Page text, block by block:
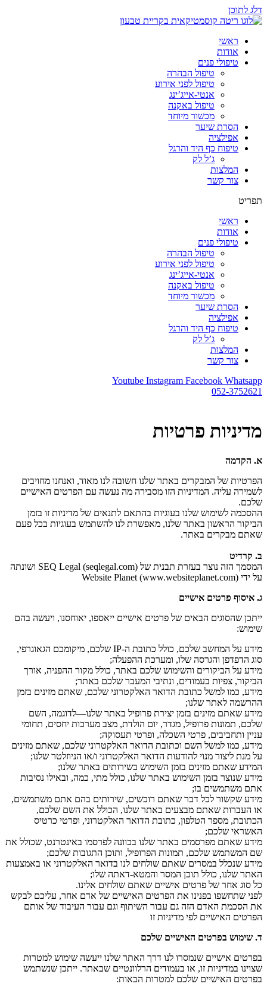
דלג לתוכן
ראשי
אודות
טיפולי פנים
טיפול הבהרה
טיפול לפני אירוע
אנטי-אייג’ינג
טיפול באקנה
מכשור מיוחד
הסרת שיער
אפילציה
טיפוח כף היד והרגל
ג’ל לק
המלצות
צור קשר
תפריט
ראשי
אודות
טיפולי פנים
טיפול הבהרה
טיפול לפני אירוע
אנטי-אייג’ינג
טיפול באקנה
מכשור מיוחד
הסרת שיער
אפילציה
טיפוח כף היד והרגל
ג’ל לק
המלצות
צור קשר
Youtube Instagram Facebook Whatsapp
052-3752621
מדיניות פרטיות
א. הקדמה
הפרטיות של המבקרים באתר שלנו חשובה לנו מאוד, ואנחנו מחויבים
לשמירה עליה. המדיניות הזו מסבירה מה נעשה עם הפרטים האישיים
שלכם.
ההסכמה לשימוש שלנו בעוגיות בהתאם לתנאים של מדיניות זו בזמן
הביקור הראשון באתר שלנו, מאפשרת לנו להשתמש בעוגיות בכל פעם
שאתם מבקרים באתר.
ב. קרדיט
המסמך הזה נוצר בעזרת תבנית של SEQ Legal (seqlegal.com) ושונתה
על ידי Website Planet (www.websiteplanet.com)
ג. איסוף פרטים אישיים
ייתכן שהסוגים הבאים של פרטים אישיים ייאספו, יאוחסנו, ויעשה בהם
שימוש:
מידע על המחשב שלכם, כולל כתובת ה-IP שלכם, מיקומכם הגאוגרפי,
סוג הדפדפן והגרסה שלו, ומערכת ההפעלה;
מידע על הביקורים והשימוש שלכם באתר, כולל מקור ההפניה, אורך
הביקור, צפיות בעמודים, ונתיבי המעבר שלכם באתר;
מידע, כמו למשל כתובת הדואר האלקטרוני שלכם, שאתם מזינים בזמן
ההרשמה לאתר שלנו;
מידע שאתם מזינים בזמן יצירת פרופיל באתר שלנו—לדוגמה, השם
שלכם, תמונות פרופיל, מגדר, יום הולדת, מצב מערכות יחסים, תחומי
עניין ותחביבים, פרטי השכלה, ופרטי תעסוקה;
מידע, כמו למשל השם וכתובת הדואר האלקטרוני שלכם, שאתם מזינים
על מנת ליצור מנוי להודעות הדואר האלקטרוני ו/או הניוזלטר שלנו;
המידע שאתם מזינים בזמן השימוש בשירותים באתר שלנו;
מידע שנוצר בזמן השימוש באתר שלנו, כולל מתי, כמה, ובאילו נסיבות
אתם משתמשים בו;
מידע שקשור לכל דבר שאתם רוכשים, שירותים בהם אתם משתמשים,
או העברות שאתם מבצעים באתר שלנו, הכולל את השם שלכם,
הכתובת, מספר הטלפון, כתובת הדואר האלקטרוני, ופרטי כרטיס
האשראי שלכם;
מידע שאתם מפרסמים באתר שלנו בכוונה לפרסמו באינטרנט, שכולל את
שם המשתמש שלכם, תמונות הפרופיל, ותוכן התגובות שלכם;
מידע שנכלל במסרים שאתם שולחים לנו בדואר האלקטרוני או באמצעות
האתר שלנו, כולל תוכן המסר והמטא-דאתה שלו;
כל סוג אחר של פרטים אישיים שאתם שולחים אלינו.
לפני שתחשפו בפנינו את הפרטים האישיים של אדם אחר, עליכם לבקש
את הסכמת האדם הזה גם עבור השיתוף וגם עבור העיבוד של אותם
הפרטים האישיים לפי מדיניות זו
ד. שימוש בפרטים האישיים שלכם
בפרטים אישיים שנמסרו לנו דרך האתר שלנו ייעשה שימוש למטרות
שצוינו במדיניות זו, או בעמודים הרלוונטיים שבאתר. ייתכן שנשתמש
בפרטים האישיים שלכם למטרות הבאות: